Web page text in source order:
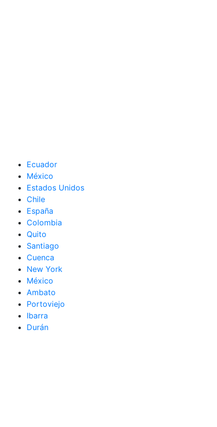
Ecuador
México
Estados Unidos
Chile
España
Colombia
Quito
Santiago
Cuenca
New York
México
Ambato
Portoviejo
Ibarra
Durán